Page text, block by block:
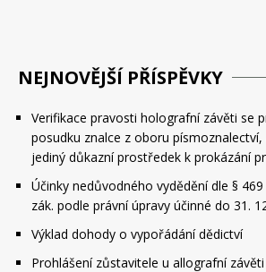
NEJNOVĚJŠÍ PŘÍSPĚVKY
Verifikace pravosti holografní závěti se
posudku znalce z oboru
jediný důkazní prostředek k prokázání
Účinky nedůvodného vydědění dle §
zák. podle právní úpravy účinné do 31.
Výklad dohody o vypořádání dědictví
Prohlášení zůstavitele u allografní